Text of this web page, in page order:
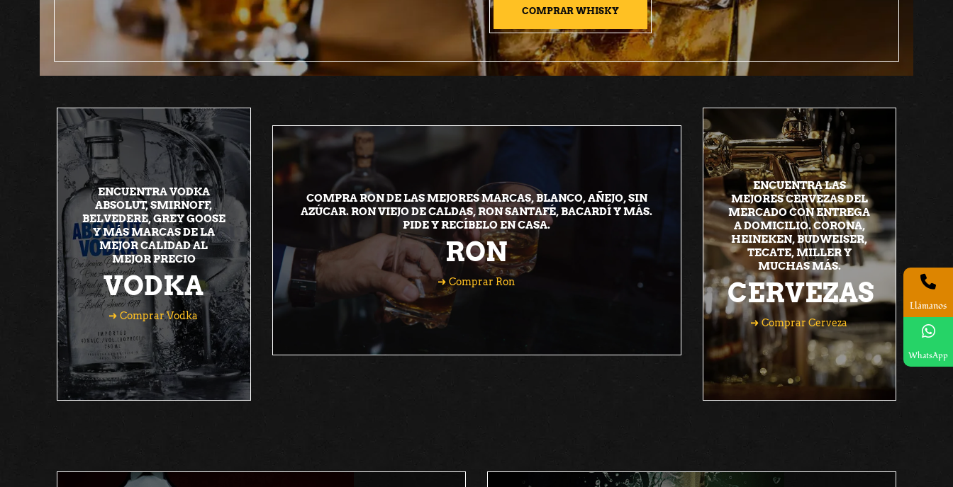
COMPRAR WHISKY
ENCUENTRA VODKA
ABSOLUT, SMIRNOFF,
BELVEDERE, GREY GOOSE
Y MÁS MARCAS DE LA
MEJOR CALIDAD AL
MEJOR PRECIO
VODKA
Comprar Vodka
Comprar Vodka
COMPRA RON DE LAS MEJORES MARCAS, BLANCO, AÑEJO, SIN
AZÚCAR. RON VIEJO DE CALDAS, RON SANTAFÉ, BACARDÍ Y MÁS.
PIDE Y RECÍBELO EN CASA.
RON
Comprar Ron
Comprar Ron
ENCUENTRA LAS
MEJORES CERVEZAS DEL
MERCADO CON ENTREGA
A DOMICILIO. CORONA,
HEINEKEN, BUDWEISER,
TECATE, MILLER Y
MUCHAS MÁS.
CERVEZAS
Comprar Cerveza
Comprar Cerveza
Llámanos
WhatsApp